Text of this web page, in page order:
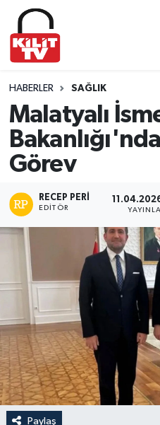
HABERLER SAĞLIK
Malatyalı
Görev
RECEP PERI
EDITÖR
Paylaş
Hava Durumu
Trafik Durumu
Süper Lig Puan
Tüm Manşetler
Son Dakika Haberleri
Haber Arşivi